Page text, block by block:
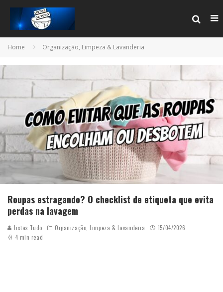
Home Organização, Limpeza & Lavanderia
Roupas estragando? O checklist de etiqueta que evita
perdas na lavagem
Listas Tudo Organização, Limpeza & Lavanderia
15/04/2026
4 min read